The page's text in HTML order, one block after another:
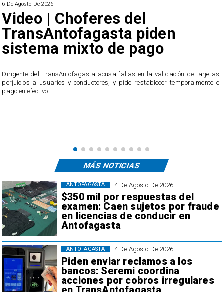
6 De Agosto De 2026
Video | Choferes del
TransAntofagasta piden
sistema mixto de pago
​Dirigente del TransAntofagasta acusa fallas en la validación de tarjetas,
perjuicios a usuarios y conductores, y pide restablecer temporalmente el
pago en efectivo.
4 De Agosto De 2026
$350 mil por respuestas del
examen: Caen sujetos por fraude
en licencias de conducir en
Antofagasta
ANTOFAGASTA
4 De Agosto De 2026
Piden enviar reclamos a los
bancos: Seremi coordina
acciones por cobros irregulares
ANTOFAGASTA
MÁS NOTICIAS